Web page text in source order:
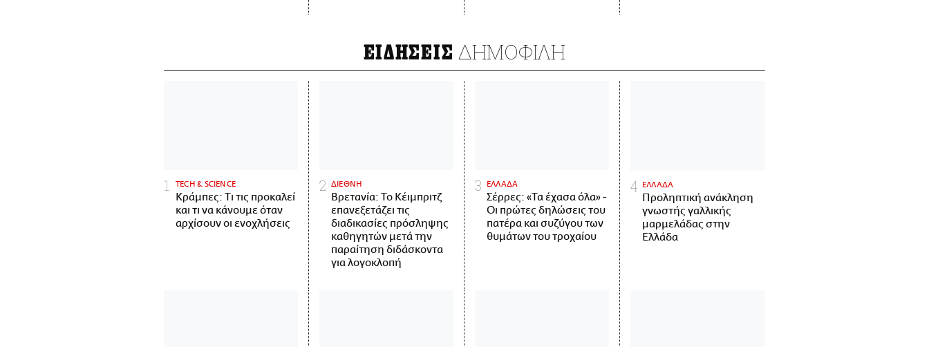
ΕΙΔΗΣΕΙΣ ΔΗΜΟΦΙΛΗ
ΤECH & SCIENCE
Κράμπες: Τι τις προκαλεί
και τι να κάνουμε όταν
αρχίσουν οι ενοχλήσεις
ΔΙΕΘΝΗ
Βρετανία: Το Κέιμπριτζ
επανεξετάζει τις
διαδικασίες πρόσληψης
καθηγητών μετά την
παραίτηση διδάσκοντα
για λογοκλοπή
ΕΛΛΑΔΑ
Σέρρες: «Τα έχασα όλα» -
Οι πρώτες δηλώσεις του
πατέρα και συζύγου των
θυμάτων του τροχαίου
ΕΛΛΑΔΑ
Προληπτική ανάκληση
γνωστής γαλλικής
μαρμελάδας στην
Ελλάδα